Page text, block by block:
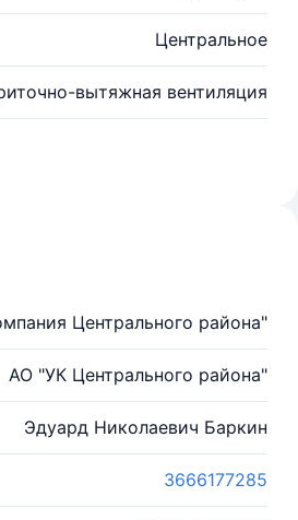
Центральное
вытяжная вентиляция
Центрального района"
АО "УК Центрального района"
Эдуард Николаевич Баркин
3666177285